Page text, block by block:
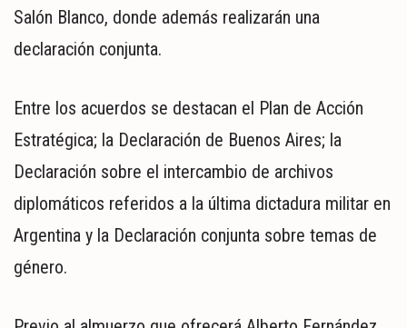
Salón Blanco, donde además realizarán una
declaración conjunta.
Entre los acuerdos se destacan el Plan de Acción
Estratégica; la Declaración de Buenos Aires; la
Declaración sobre el intercambio de archivos
diplomáticos referidos a la última dictadura militar en
Argentina y la Declaración conjunta sobre temas de
género.